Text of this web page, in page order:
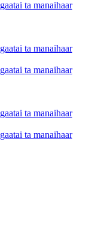
ta manaihaar
ta manaihaar
ta manaihaar
ta manaihaar
ta manaihaar